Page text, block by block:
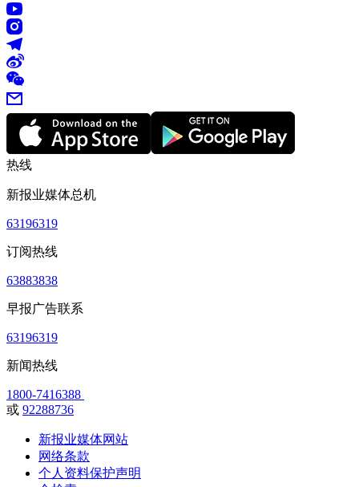
热线
新报业媒体总机
63196319
订阅热线
63883838
早报广告联系
63196319
新闻热线
1800-7416388
或 92288736
新报业媒体网站
网络条款
个人资料保护声明